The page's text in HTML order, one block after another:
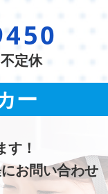
定休
ー
！
お問い合わせ